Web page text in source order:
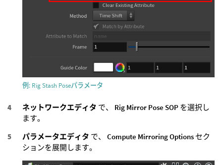
例: Rig Stash Poseパラメータ
ネットワークエディタ で、 Rig Mirror Pose SOP を選択し
ます。
パラメータエディタ で、 Compute Mirroring Options セク
ションを展開します。